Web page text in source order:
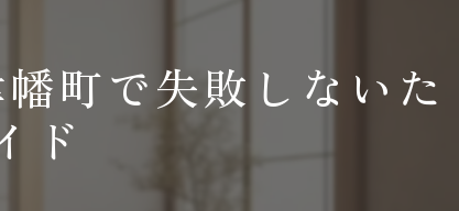
襖
障子
町で失敗しないた
ド